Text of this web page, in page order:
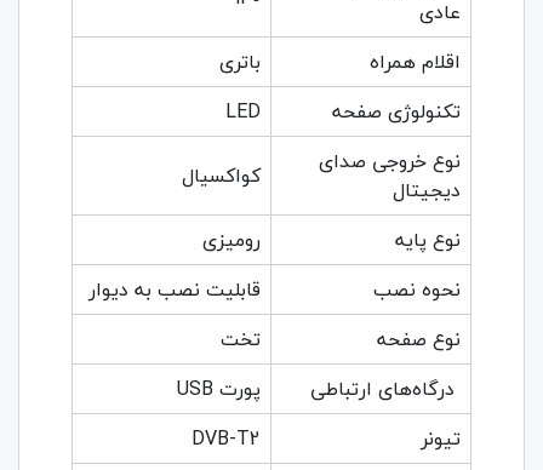
عادی
اقلام همراه
باتری
تکنولوژی صفحه
LED
نوع خروجی صدای
دیجیتال
کواکسیال
نوع پایه
رومیزی
نحوه نصب
قابلیت نصب به دیوار
نوع صفحه
تخت
درگاه‌های ارتباطی
پورت USB
تیونر
DVB-T2